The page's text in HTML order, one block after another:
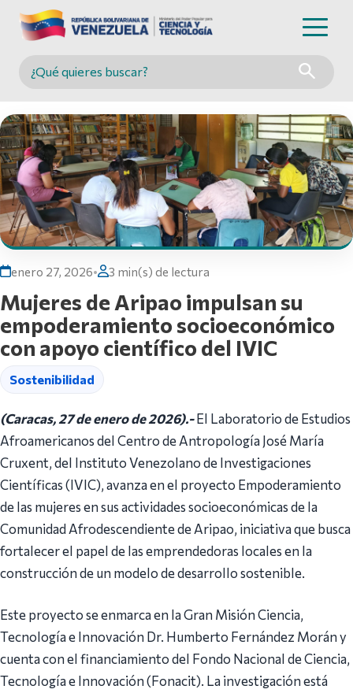
Buscar en MINCYT
enero 27, 2026• 3 min(s) de lectura
Mujeres de Aripao impulsan su
empoderamiento socioeconómico
con apoyo científico del IVIC
Sostenibilidad
(Caracas, 27 de enero de 2026).-El Laboratorio de Estudios
Afroamericanos del Centro de Antropología José María
Cruxent, del Instituto Venezolano de Investigaciones
Científicas (IVIC), avanza en el proyecto Empoderamiento
de las mujeres en sus actividades socioeconómicas de la
Comunidad Afrodescendiente de Aripao, iniciativa que busca
fortalecer el papel de las emprendedoras locales en la
construcción de un modelo de desarrollo sostenible.
Este proyecto se enmarca en la Gran Misión Ciencia,
Tecnología e Innovación Dr. Humberto Fernández Morán y
cuenta con el financiamiento del Fondo Nacional de Ciencia,
Tecnología e Innovación (Fonacit). La investigación está